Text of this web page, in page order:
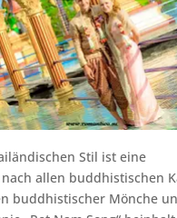
Stil ist eine
allen buddhistischen
buddhistischer Mönche